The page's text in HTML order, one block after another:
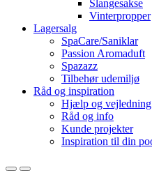
Slangesakse
Vinterpropper
Lagersalg
SpaCare/Saniklar
Passion Aromaduft
Spazazz
Tilbehør udemiljø
Råd og inspiration
Hjælp og vejledning
Råd og info
Kunde projekter
Inspiration til din
OpenClose